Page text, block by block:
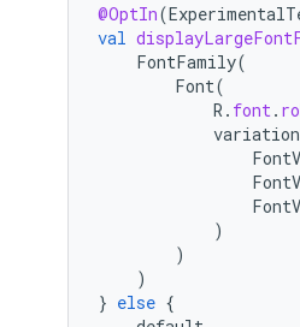
@OptIn(
val
FontFamily(
Font(
R . font .
)
)
)
} else {